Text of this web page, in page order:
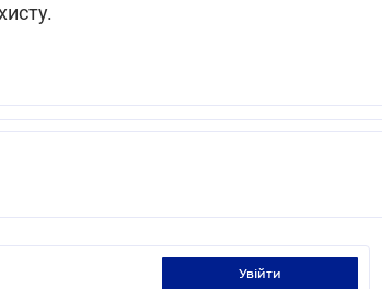
увійти